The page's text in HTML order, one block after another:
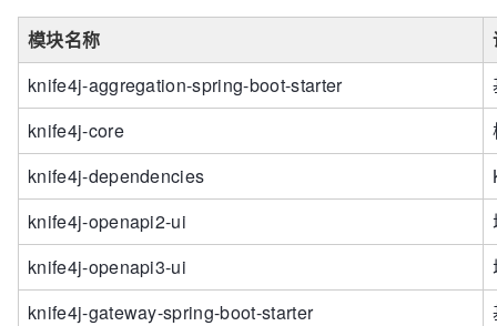
模块名称
knife4j-aggregation-spring-boot-starter
knife4j-core
knife4j-dependencies
knife4j-openapi2-ui
knife4j-openapi3-ui
knife4j-gateway-spring-boot-starter